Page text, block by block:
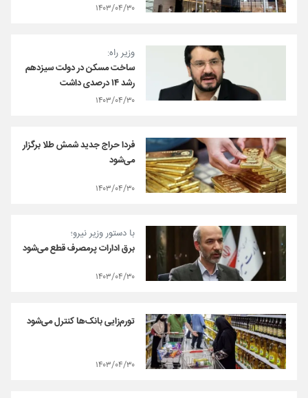
۱۴۰۳/۰۴/۳۰
وزیر راه:
ساخت مسکن در دولت سیزدهم
رشد ۱۴ درصدی داشت
۱۴۰۳/۰۴/۳۰
فردا حراج جدید شمش طلا برگزار
می‌شود
۱۴۰۳/۰۴/۳۰
با دستور وزیر نیرو؛
برق ادارات پرمصرف قطع می‌شود
۱۴۰۳/۰۴/۳۰
تورم‌زایی بانک‌ها کنترل می‌شود
۱۴۰۳/۰۴/۳۰